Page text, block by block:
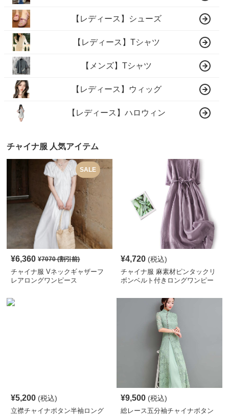
【レディース】シューズ
【レディース】Tシャツ
【メンズ】Tシャツ
【レディース】ウィッグ
【レディース】ハロウィン
チャイナ服 人気アイテム
SALE
¥6,360 ¥7070(割引前)
チャイナ服 Vネックギャザーフ
レアロングワンピース
¥4,720 (税込)
チャイナ服 麻素材ピンタックリ
ボンベルト付きロングワンピー
¥5,200 (税込)
立襟チャイナボタン半袖ロング
¥9,500 (税込)
総レース五分袖チャイナボタン